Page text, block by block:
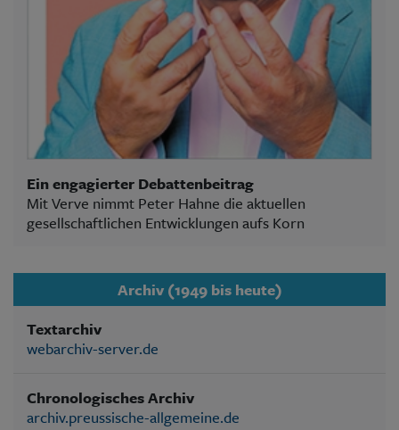
Ein engagierter Debattenbeitrag
Mit Verve nimmt Peter Hahne die aktuellen
gesellschaftlichen Entwicklungen aufs Korn
Archiv (1949 bis heute)
Textarchiv
webarchiv-server.de
Chronologisches Archiv
archiv.preussische-allgemeine.de